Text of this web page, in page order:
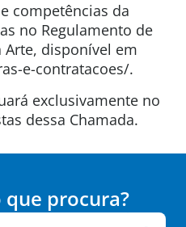
competências da
no Regulamento de
Arte, disponível em
e-contratacoes/.
exclusivamente no
dessa Chamada.
procura?